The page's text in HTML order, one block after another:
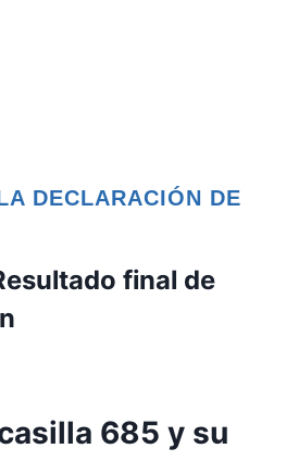
DECLARACIÓN DE
final de
685 y su